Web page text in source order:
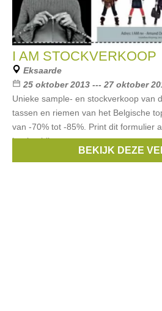
I AM STOCKVERKOOP
Eksaarde
25 oktober 2013 --- 27 oktober
Unieke sample- en stockverkoop van
tassen en riemen van het Belgische
van -70% tot -85%. Print dit formulier
korting bij
BEKIJK DEZE